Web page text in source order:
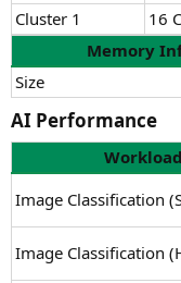
Cluster 1
16
Memory
Size
AI Performance​
Workload
Image Classification
Image Classification